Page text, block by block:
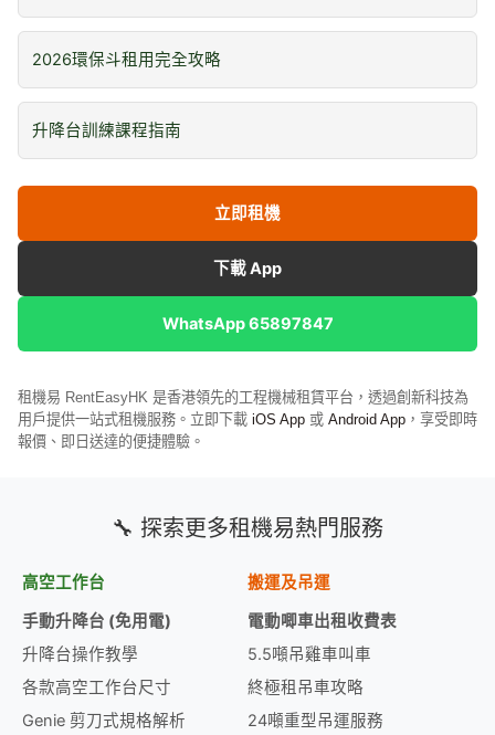
2026環保斗租用完全攻略
升降台訓練課程指南
立即租機
下載 App
WhatsApp 65897847
租機易 RentEasyHK 是香港領先的工程機械租賃平台，透過創新科技為
用戶提供一站式租機服務。立即下載 iOS App 或 Android App ，享受即時
報價、即日送達的便捷體驗。
🔧 探索更多租機易熱門服務
高空工作台
手動升降台 (免用電)
升降台操作教學
各款高空工作台尺寸
Genie 剪刀式規格解析
搬運及吊運
電動唧車出租收費表
5.5噸吊雞車叫車
終極租吊車攻略
24噸重型吊運服務